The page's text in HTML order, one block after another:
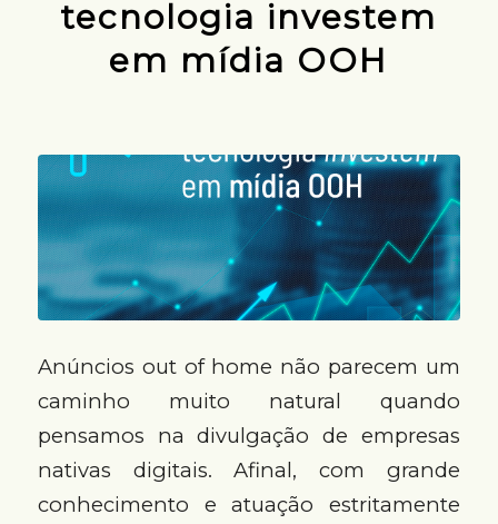
tecnologia investem
em mídia OOH
Anúncios out of home não parecem um
caminho muito natural quando
pensamos na divulgação de empresas
nativas digitais. Afinal, com grande
conhecimento e atuação estritamente